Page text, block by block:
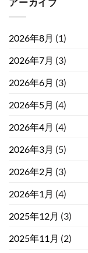
アーカイブ
2026年8月 (1)
2026年7月 (3)
2026年6月 (3)
2026年5月 (4)
2026年4月 (4)
2026年3月 (5)
2026年2月 (3)
2026年1月 (4)
2025年12月 (3)
2025年11月 (2)